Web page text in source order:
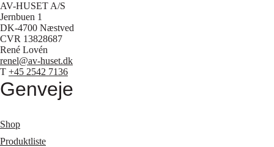
AV-HUSET A/S
Jernbuen 1
DK-4700 Næstved
CVR 13828687
René Lovén
renel@av-huset.dk
T +45 2542 7136
Genveje
Shop
Produktliste